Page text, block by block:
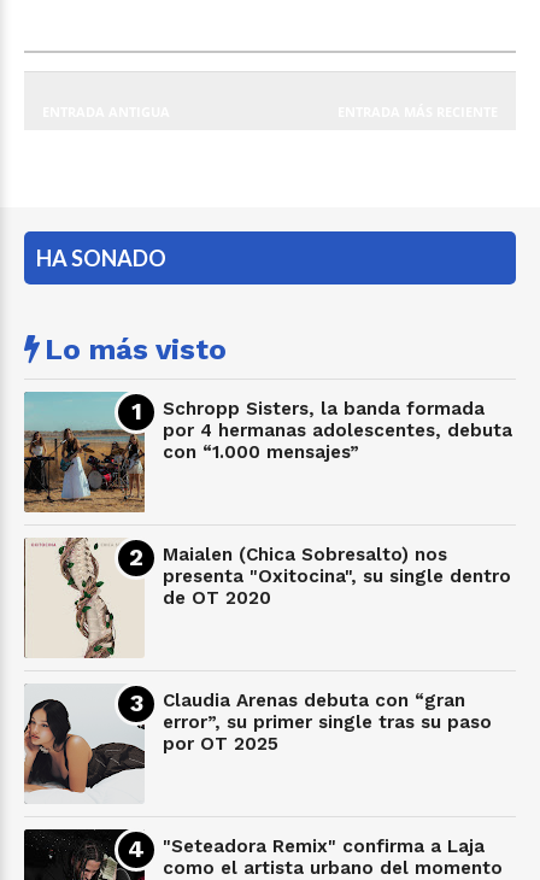
HA SONADO
Lo más visto
Schropp Sisters, la banda formada
por 4 hermanas adolescentes, debuta
con “1.000 mensajes”
Maialen (Chica Sobresalto) nos
presenta "Oxitocina", su single dentro
de OT 2020
Claudia Arenas debuta con “gran
error”, su primer single tras su paso
por OT 2025
"Seteadora Remix" confirma a Laja
como el artista urbano del momento